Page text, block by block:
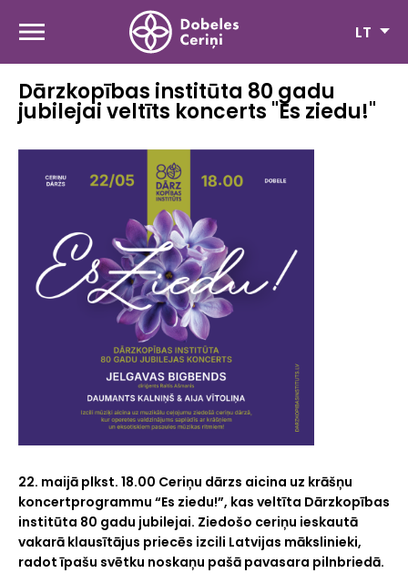
pagrindinį LT
Dārzkopības institūta 80 gadu
jubilejai veltīts koncerts "Es ziedu!"
22. maijā plkst. 18.00 Ceriņu dārzs aicina uz krāšņu
koncertprogrammu “Es ziedu!”, kas veltīta Dārzkopības
institūta 80 gadu jubilejai. Ziedošo ceriņu ieskautā
vakarā klausītājus priecēs izcili Latvijas mākslinieki,
radot īpašu svētku noskaņu pašā pavasara pilnbriedā.